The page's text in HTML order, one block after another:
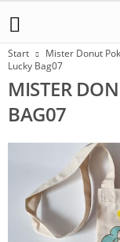
Start Mister Donut
Lucky Bag07
MISTER
BAG07